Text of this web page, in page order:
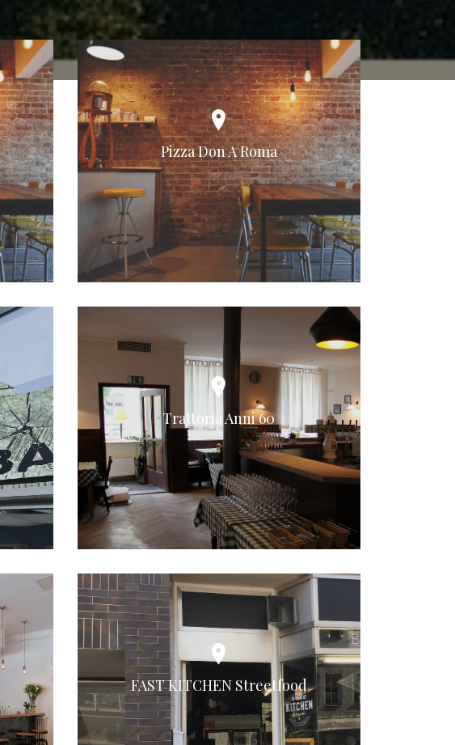
Pizza Don A Roma
Trattoria Anni 60
FAST KITCHEN Streetfood